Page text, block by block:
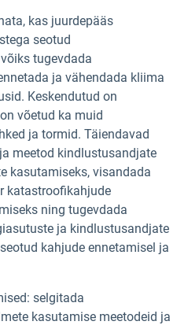
kas juurdepääs
seotud
tugevdada
ja vähendada kliima
Keskendutud on
võetud ka muid
ja tormid. Täiendavad
meetod kindlustusandjate
kasutamiseks, visandada
katastroofikahjude
ning tugevdada
ja kindlustusandjate
kahjude ennetamisel ja
selgitada
kasutamise meetodeid ja